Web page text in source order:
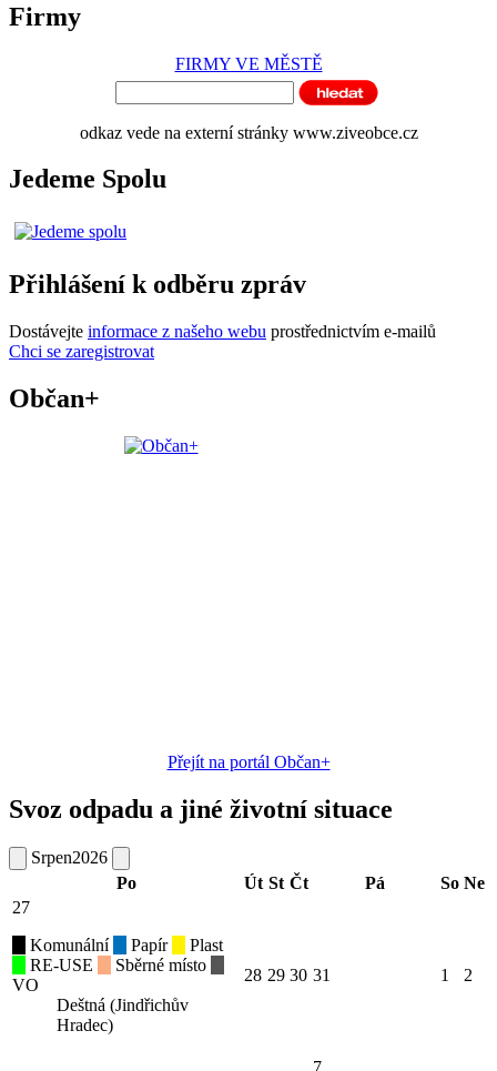
Firmy
FIRMY VE MĚSTĚ
odkaz vede na externí stránky www.ziveobce.cz
Jedeme Spolu
Přihlášení k odběru zpráv
Dostávejte informace z našeho webu prostřednictvím e-mailů
Chci se zaregistrovat
Občan+
Přejít na portál Občan+
Svoz odpadu a jiné životní situace
Srpen2026
Po
Út St Čt Pá So Ne
27
Komunální
Papír
Plast
RE-USE
Sběrné místo
VO
Deštná (Jindřichův
Hradec)
28 29 30 31 1 2